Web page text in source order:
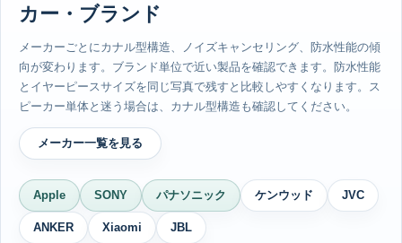
カー・ブランド
メーカーごとにカナル型構造、ノイズキャンセリング、防水性能の傾
向が変わります。ブランド単位で近い製品を確認できます。防水性能
とイヤーピースサイズを同じ写真で残すと比較しやすくなります。ス
ピーカー単体と迷う場合は、カナル型構造も確認してください。
メーカー一覧を見る
Apple SONY パナソニック ケンウッド JVC
ANKER Xiaomi JBL